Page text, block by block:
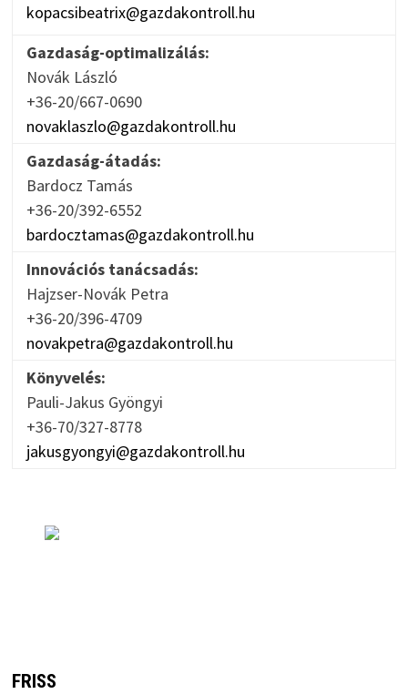
kopacsibeatrix@gazdakontroll.hu
Gazdaság-optimalizálás:
Novák László
+36-20/667-0690
novaklaszlo@gazdakontroll.hu
Gazdaság-átadás:
Bardocz Tamás
+36-20/392-6552
bardocztamas@gazdakontroll.hu
Innovációs tanácsadás:
Hajzser-Novák Petra
+36-20/396-4709
novakpetra@gazdakontroll.hu
Könyvelés:
Pauli-Jakus Gyöngyi
+36-70/327-8778
jakusgyongyi@gazdakontroll.hu
FRISS